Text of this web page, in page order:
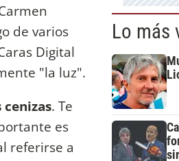
de varios
Digital
"la luz".
. Te
es
referirse a
Lo más